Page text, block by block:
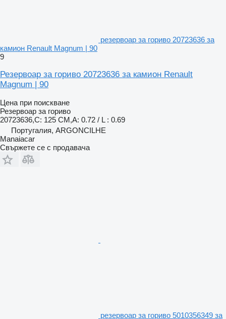
резервоар за гориво 20723636 за
камион Renault Magnum | 90
9
Резервоар за гориво 20723636 за камион Renault
Magnum | 90
Цена при поискване
Резервоар за гориво
20723636,C: 125 CM,A: 0.72 / L : 0.69
Португалия, ARGONCILHE
Manaiacar
Свържете се с продавача
резервоар за гориво 5010356349 за